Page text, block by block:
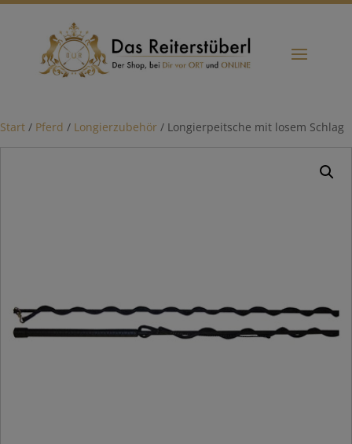
Start / Pferd / Longierzubehör / Longierpeitsche mit losem Schlag